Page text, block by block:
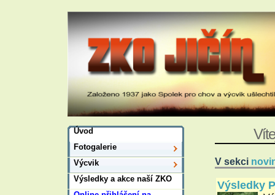
V sekci
Výsledky
Úvod
Fotogalerie
Výcvik
Výsledky a akce naší ZKO